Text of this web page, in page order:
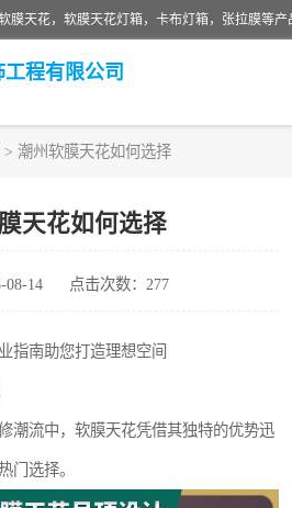
程有限公司
> 潮州软膜天花如何选择
天花如何选择
08-14 点击次数：277
指南助您打造理想空间
潮流中，软膜天花凭借其独特的优势迅
门选择。